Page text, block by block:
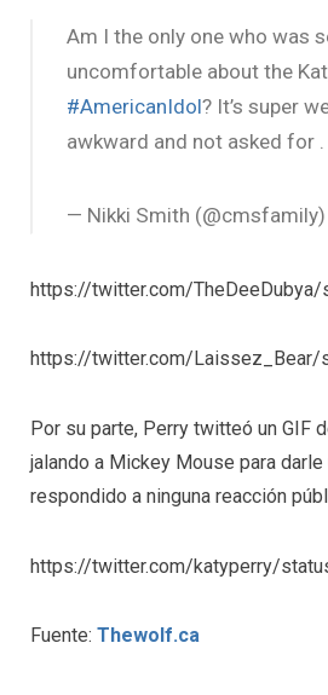
Am I the only one who was
uncomfortable about the
#AmericanIdol? It’s super
awkward and not asked for . .
— Nikki Smith (@cmsfamily)
https://twitter.com/
https://twitter.com/
Por su parte, Perry twitteó un GIF
jalando a Mickey Mouse para darle
respondido a ninguna reacción
https://twitter.com/katyperry/
Fuente: Thewolf.ca